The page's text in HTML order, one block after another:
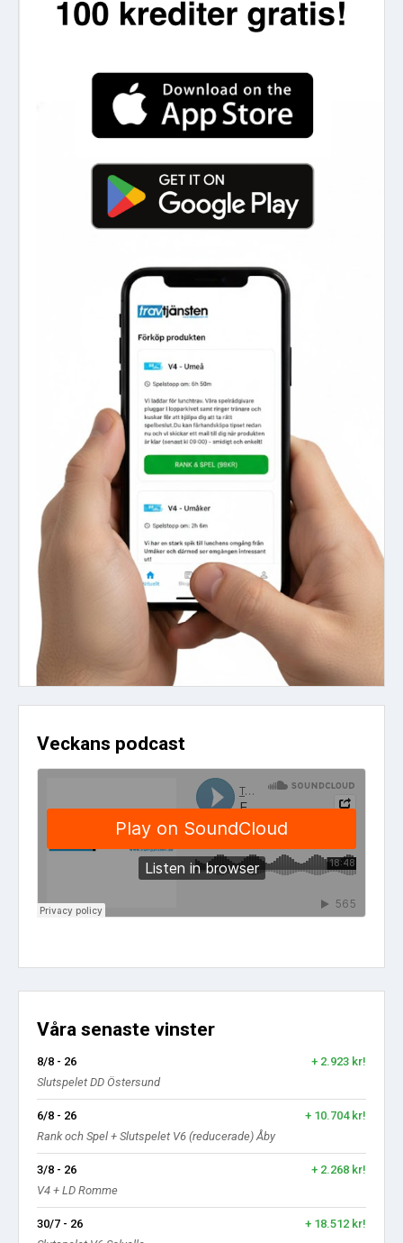
Veckans podcast
Våra senaste vinster
8/8 - 26
+ 2.923 kr!
Slutspelet DD Östersund
6/8 - 26
+ 10.704 kr!
Rank och Spel + Slutspelet V6 (reducerade) Åby
3/8 - 26
+ 2.268 kr!
V4 + LD Romme
30/7 - 26
+ 18.512 kr!